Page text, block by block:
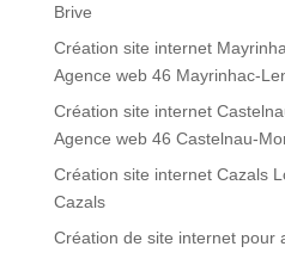
Brive
Création site internet
Agence web 46 Mayrinhac-
Création site internet
Agence web 46 Castelnau-
Création site internet Cazals
Cazals
Création de site internet pour